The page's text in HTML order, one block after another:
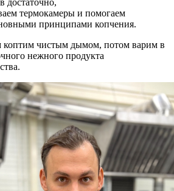
достаточно,
термокамеры и помогаем
принципами копчения.
коптим чистым дымом, потом варим в
нежного продукта